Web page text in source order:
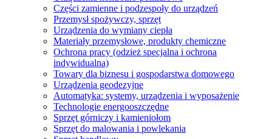
Części zamienne i podzespoły do ​​urządzeń
Przemysł spożywczy, sprzęt
Urządzenia do wymiany ciepła
Materiały przemysłowe, produkty chemiczne
Ochrona pracy (odzież specjalna i ochrona
indywidualna)
Towary dla biznesu i gospodarstwa domowego
Urządzenia geodezyjne
Automatyka: systemy, urządzenia i wyposażenie
Technologie energooszczędne
Sprzęt górniczy i kamieniołom
Sprzęt do malowania i powlekania